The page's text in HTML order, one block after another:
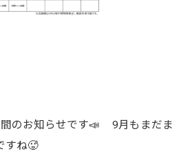
のお知らせです📣 9月もまだま
すね🥵